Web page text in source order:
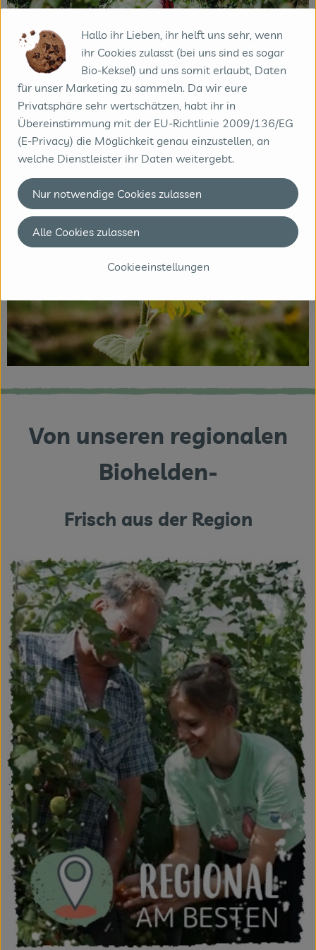
Von unseren regionalen
Biohelden-
Frisch aus der Region
Hallo ihr Lieben, ihr helft uns sehr, wenn
ihr Cookies zulasst (bei uns sind es sogar
Bio-Kekse!) und uns somit erlaubt, Daten
für unser Marketing zu sammeln. Da wir eure
Privatsphäre sehr wertschätzen, habt ihr in
Übereinstimmung mit der EU-Richtlinie 2009/136/EG
(E-Privacy) die Möglichkeit genau einzustellen, an
welche Dienstleister ihr Daten weitergebt.
Cookieeinstellungen
Nur notwendige Cookies zulassen
Alle Cookies zulassen